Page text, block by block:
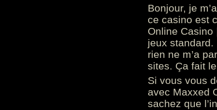
Bonjour, je
ce casino est
Online
jeux standard.
rien ne m’a
sites. Ça fait
Si vous vous
avec Maxxed
sachez que